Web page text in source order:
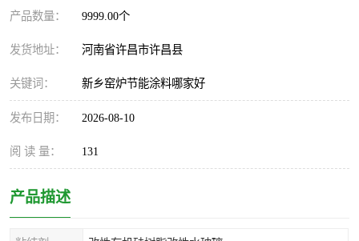
产品数量： 9999.00个
发货地址： 河南省许昌市许昌县
关键词： 新乡窑炉节能涂料哪家好
发布日期： 2026-08-10
阅 读 量： 131
产品描述